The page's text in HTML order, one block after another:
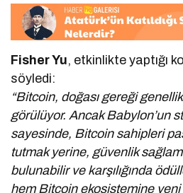
Fisher Yu, etkinlikte yaptığı
söyledi:
“Bitcoin, doğası gereği
görülüyor. Ancak Babylon’un
sayesinde, Bitcoin sahipleri
tutmak yerine, güvenlik
bulunabilir ve karşılığında
hem Bitcoin ekosistemine yeni